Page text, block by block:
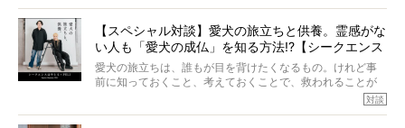
とりを目の当たりにするほどに、そのフレンチブルドッグ
愛がわたしたちのそれとまったく同じであることに、なん
だかうれしくなってしまったのでした。
春奈さんとアムちゃんのすてきな暮らしを、BUHI編集長の
小西がいつくしみながら、切り取らせていただきます。
【スペシャル対談】愛犬の旅立ちと供養。霊感がな
い人も「愛犬の成仏」を知る方法!?【シークエンス
はやとも×PELI】
愛犬の旅立ちは、誰もが目を背けたくなるもの。けれど事
前に知っておくこと、考えておくことで、救われることが
対談